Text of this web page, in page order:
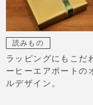
読みもの
ラッピングにもこだ
ーヒーエアポートの
ルデザイン。